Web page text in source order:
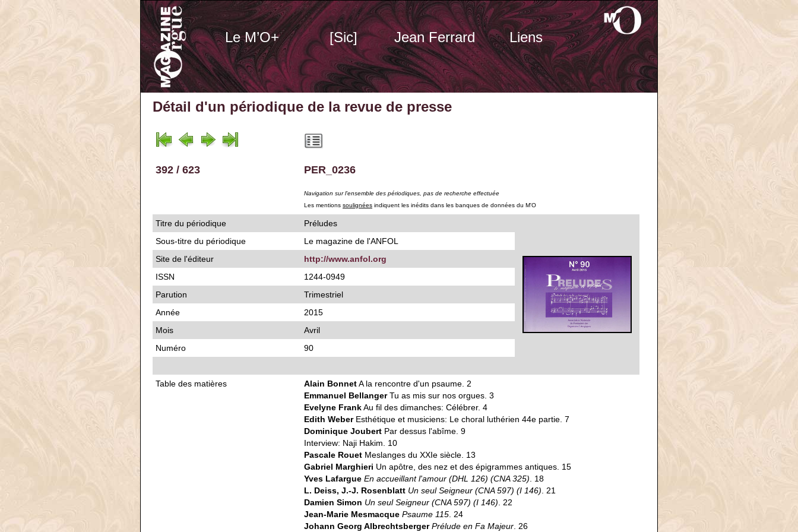
Le M’O+ [Sic] Jean Ferrard Liens
Détail d'un périodique de la revue de presse
392 / 623 PER_0236
Navigation sur l'ensemble des périodiques, pas de recherche effectuée
Les mentions soulignées indiquent les inédits dans les banques de données du M'O
Titre du périodique
Préludes
Sous-titre du périodique
Le magazine de l'ANFOL
Site de l'éditeur
http://www.anfol.org
ISSN
1244-0949
Parution
Trimestriel
Année
2015
Mois
Avril
Numéro
90
Table des matières Alain BonnetA la rencontre d'un psaume. 2
Emmanuel BellangerTu as mis sur nos orgues. 3
Evelyne FrankAu fil des dimanches: Célébrer. 4
Edith WeberEsthétique et musiciens: Le choral luthérien 44e partie. 7
Dominique Joubert Par dessus l'abîme. 9
Interview: Naji Hakim. 10
Pascale Rouet Meslanges du XXIe siècle. 13
Gabriel Marghieri Un apôtre, des nez et des épigrammes antiques. 15
Yves Lafargue En accueillant l'amour (DHL 126) (CNA 325) . 18
L. Deiss, J.-J. Rosenblatt Un seul Seigneur (CNA 597) (I 146) . 21
Damien Simon Un seul Seigneur (CNA 597) (I 146) . 22
Jean-Marie Mesmacque Psaume 115 . 24
Johann Georg Albrechtsberger Prélude en Fa Majeur . 26